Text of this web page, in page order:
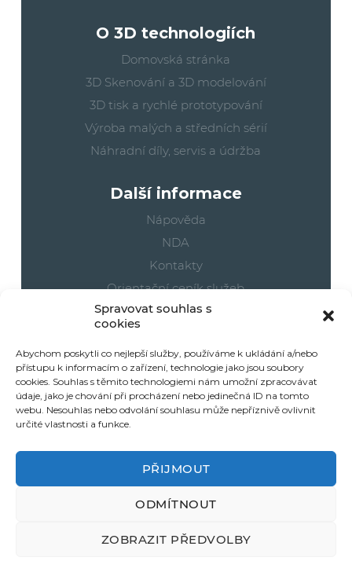
Spravovat souhlas s
cookies
Abychom poskytli co nejlepší služby, používáme k ukládání a/nebo
přístupu k informacím o zařízení, technologie jako jsou soubory
cookies. Souhlas s těmito technologiemi nám umožní zpracovávat
údaje, jako je chování při procházení nebo jedinečná ID na tomto
webu. Nesouhlas nebo odvolání souhlasu může nepříznivě ovlivnit
určité vlastnosti a funkce.
PŘIJMOUT
ODMÍTNOUT
ZOBRAZIT PŘEDVOLBY
O 3D technologiích
Domovská stránka
3D Skenování a 3D modelování
3D tisk a rychlé prototypování
Výroba malých a středních sérií
Náhradní díly, servis a údržba
Další informace
Nápověda
NDA
Kontakty
Orientační ceník služeb
Cookies
Vaše objednávky
Part2Print 3D účet
E-shop
Obchodní podmínky
Doprava a platby
Part2Print s.r.o. © All rights reserved